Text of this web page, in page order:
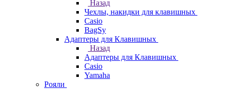
Назад
Чехлы, накидки для клавишных
Casio
BagSy
Адаптеры для Клавишных
Назад
Адаптеры для Клавишных
Casio
Yamaha
Рояли